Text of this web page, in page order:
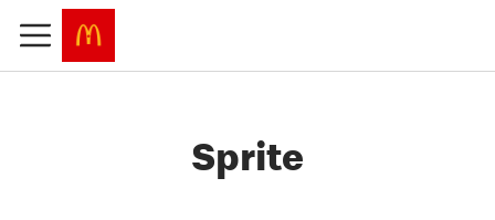
Sprite